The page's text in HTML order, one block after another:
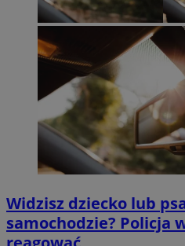
Widzisz dziecko lub
samochodzie? Policja